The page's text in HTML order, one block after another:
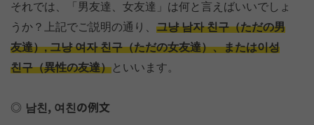
それでは、「男友達、女友達」は何と言えばいいでしょ
うか？上記でご説明の通り、 그냥 남자 친구（ただの男
友達）, 그냥 여자 친구（ただの女友達）、または이성
친구（異性の友達）といいます。
남친, 여친の例文